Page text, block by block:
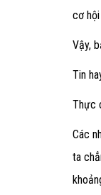
cơ
Vậy,
Tin
Thực
Các
ta